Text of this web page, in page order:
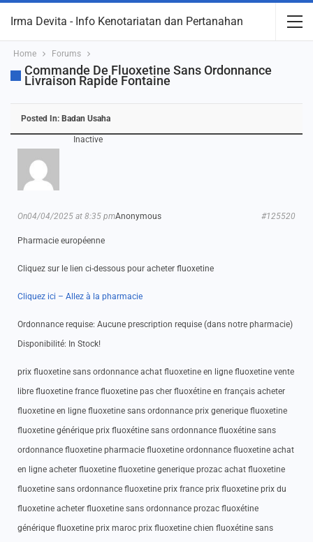
Irma Devita - Info Kenotariatan dan Pertanahan
Home Forums
Commande De Fluoxetine Sans Ordonnance
Livraison Rapide Fontaine
Posted In: Badan Usaha
Inactive
Anonymous
On04/04/2025 at 8:35 pm #125520
Pharmacie européenne
Cliquez sur le lien ci-dessous pour acheter fluoxetine
Cliquez ici – Allez à la pharmacie
Ordonnance requise: Aucune prescription requise (dans notre pharmacie)
Disponibilité: In Stock!
prix fluoxetine sans ordonnance achat fluoxetine en ligne fluoxetine vente
libre fluoxetine france fluoxetine pas cher fluoxétine en français acheter
fluoxetine en ligne fluoxetine sans ordonnance prix generique fluoxetine
fluoxetine générique prix fluoxétine sans ordonnance fluoxétine sans
ordonnance fluoxetine pharmacie fluoxetine ordonnance fluoxetine achat
en ligne acheter fluoxetine fluoxetine generique prozac achat fluoxetine
fluoxetine sans ordonnance fluoxetine prix france prix fluoxetine prix du
fluoxetine acheter fluoxetine sans ordonnance prozac fluoxétine
générique fluoxetine prix maroc prix fluoxetine chien fluoxétine sans